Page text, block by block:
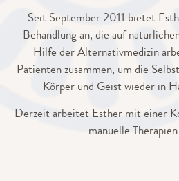
Seit September 2011 bietet
Behandlung an, die auf
Hilfe der Alternativmedizin
Patienten zusammen, um die
Körper und Geist wieder in
Derzeit arbeitet Esther mit einer
manuelle